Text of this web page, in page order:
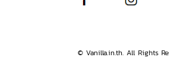
© Vanilla.in.th. All Rights